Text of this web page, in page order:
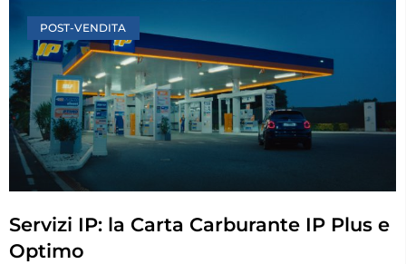
POST-VENDITA
Servizi IP: la Carta Carburante IP Plus e
Optimo